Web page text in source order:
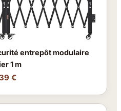
entrepôt modulaire
1 m
€